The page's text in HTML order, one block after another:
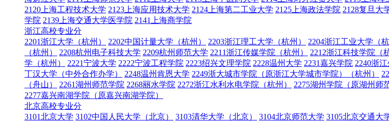
2120上海工程技术大学 2123上海应用技术大学 2124上海第二工业大学 2125上海政法学院 2128复旦大
学院 2139上海交通大学医学院 2141上海商学院
浙江高校专业分
2201浙江大学（杭州）
2202中国计量大学（杭州） 2203浙江理工大学（杭州） 2204浙江工业大学（杭
（杭州）
2208杭州电子科技大学 2209杭州师范大学 2211浙江传媒学院（杭州） 2212浙江科技学院（
学（杭州）
2221宁波大学 2222宁波工程学院 2223绍兴文理学院 2228温州大学 2231嘉兴学院 2240浙
丁汉大学（中外合作办学）
2248温州肯恩大学 2249浙大城市学院（原浙江大学城市学院）（杭州）
（舟山）
2261湖州师范学院 2268丽水学院 2272浙江水利水电学院（杭州） 2275湖州学院（原湖州师
2277嘉兴南湖学院（原嘉兴南湖学院）
北京高校专业分
3101北京大学 3102中国人民大学（北京） 3103清华大学（北京） 3104北京师范大学 3105北京交通大